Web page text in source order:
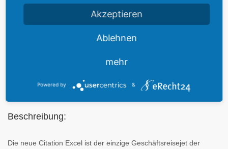
Flugleistungen:
max. Reisegeschwindigkeit: 796 km/h - Überziehgeschwindigkeit:
150 km/h - Steigrate: 15,7 m/s - Dienstgipfelhöhe: 13.700 m -
Startstrecke: 1.055 m - Landestrecke: 1.010 m - Reichweite:
Beschreibung:
Die neue Citation Excel ist der einzige Geschäftsreisejet der
Akzeptieren
Ablehnen
mehr
Powered by &